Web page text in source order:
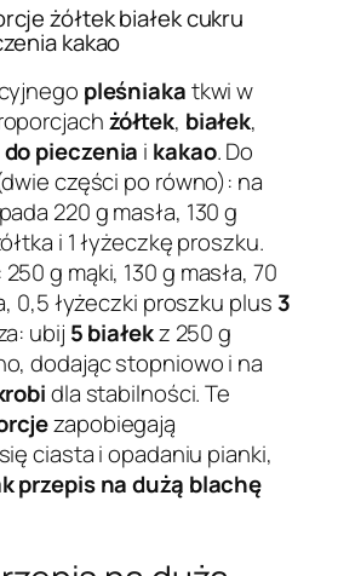
żółtek białek cukru
kakao
pleśniakatkwi w
żółtek, białek,
pieczenia i kakao. Do
części po równo): na
220 g masła, 130 g
i 1 łyżeczkę proszku.
g mąki, 130 g masła, 70
0,5 łyżeczki proszku plus 3
ubij 5 białekz 250 g
dodając stopniowo i na
dla stabilności. Te
zapobiegają
ciasta i opadaniu pianki,
przepis na dużą blachę